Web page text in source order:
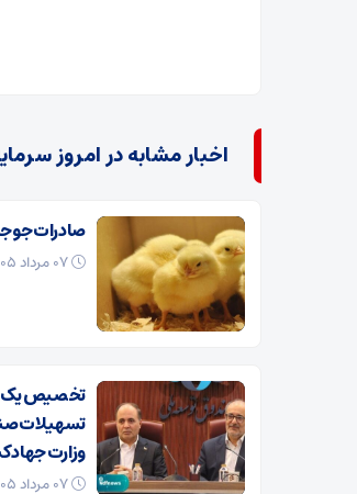
اخبار مشابه در امروز
صادرات
تخصیص یک
تسهیلات
وزارت جهاد